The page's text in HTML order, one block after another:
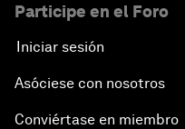
Participe en el Foro
Iniciar sesión
Asóciese con nosotros
Conviértase en miembro